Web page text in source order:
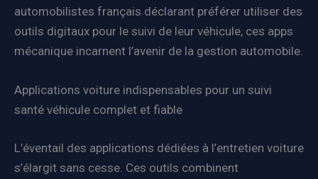
automobilistes français déclarant préférer utiliser des
outils digitaux pour le suivi de leur véhicule, ces apps
mécanique incarnent l’avenir de la gestion automobile.
Applications voiture indispensables pour un suivi
santé véhicule complet et fiable
L’éventail des applications dédiées à l’entretien voiture
s’élargit sans cesse. Ces outils combinent